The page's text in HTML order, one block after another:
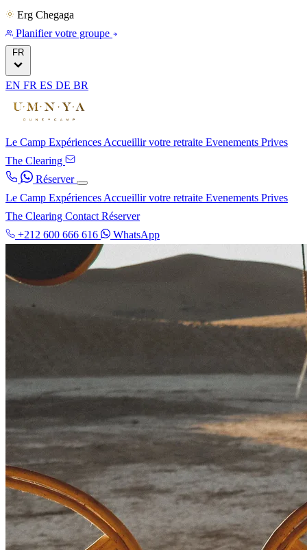
Erg Chegaga
Planifier votre groupe
FR
EN FR ES DE BR
Le Camp Expériences Accueillir votre retraite Evenements Prives
The Clearing
Réserver
Le Camp Expériences Accueillir votre retraite Evenements Prives
The Clearing Contact Réserver
+212 600 666 616
WhatsApp